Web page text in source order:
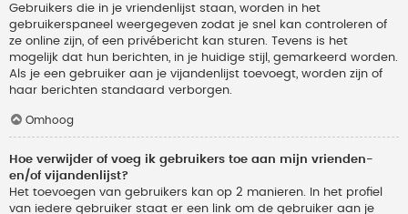
Gebruikers die in je vriendenlijst staan, worden in het
gebruikerspaneel weergegeven zodat je snel kan controleren of
ze online zijn, of een privébericht kan sturen. Tevens is het
mogelijk dat hun berichten, in je huidige stijl, gemarkeerd worden.
Als je een gebruiker aan je vijandenlijst toevoegt, worden zijn of
haar berichten standaard verborgen.
Omhoog
Hoe verwijder of voeg ik gebruikers toe aan mijn vrienden-
en/of vijandenlijst?
Het toevoegen van gebruikers kan op 2 manieren. In het profiel
van iedere gebruiker staat er een link om de gebruiker aan je